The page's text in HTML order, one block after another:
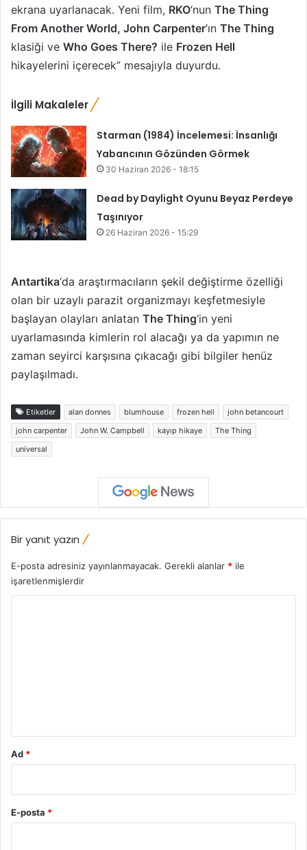
ekrana uyarlanacak. Yeni film, RKO‘nun The Thing
From Another World, John Carpenter‘ın The Thing
klasiği ve Who Goes There? ile Frozen Hell
hikayelerini içerecek” mesajıyla duyurdu.
İlgili Makaleler
Starman (1984) İncelemesi: İnsanlığı
Yabancının Gözünden Görmek
30 Haziran 2026 - 18:15
Dead by Daylight Oyunu Beyaz Perdeye
Taşınıyor
26 Haziran 2026 - 15:29
Antartika‘da araştırmacıların şekil değiştirme özelliği
olan bir uzaylı parazit organizmayı keşfetmesiyle
başlayan olayları anlatan The Thing‘in yeni
uyarlamasında kimlerin rol alacağı ya da yapımın ne
zaman seyirci karşısına çıkacağı gibi bilgiler henüz
paylaşılmadı.
Etiketler alan donnes blumhouse frozen hell
john betancourt
john carpenter
John W. Campbell kayıp hikaye
The Thing
universal
Bir yanıt yazın
E-posta adresiniz yayınlanmayacak. Gerekli alanlar * ile
işaretlenmişlerdir
Ad *
E-posta *